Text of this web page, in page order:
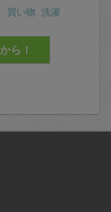
買い物 洗濯